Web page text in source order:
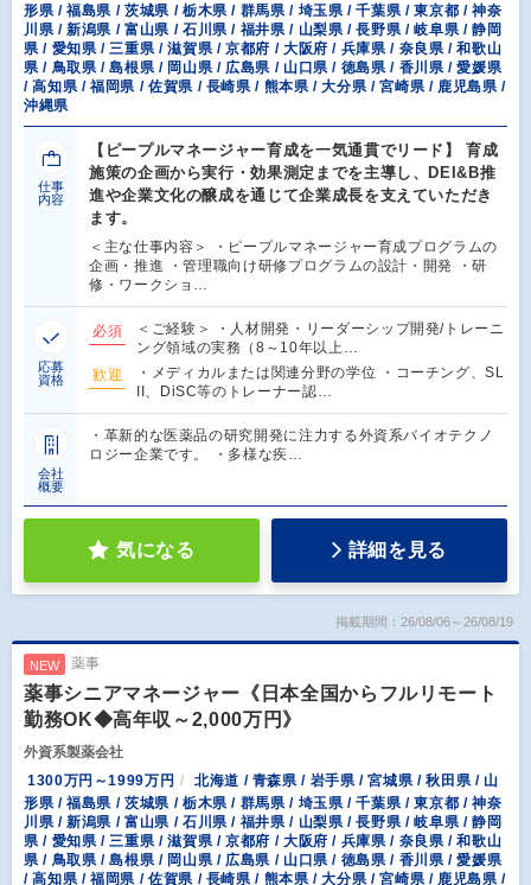
形県 / 福島県 / 茨城県 / 栃木県 / 群馬県 / 埼玉県 / 千葉県 / 東京都 / 神奈
川県 / 新潟県 / 富山県 / 石川県 / 福井県 / 山梨県 / 長野県 / 岐阜県 / 静岡
県 / 愛知県 / 三重県 / 滋賀県 / 京都府 / 大阪府 / 兵庫県 / 奈良県 / 和歌山
県 / 鳥取県 / 島根県 / 岡山県 / 広島県 / 山口県 / 徳島県 / 香川県 / 愛媛県
/ 高知県 / 福岡県 / 佐賀県 / 長崎県 / 熊本県 / 大分県 / 宮崎県 / 鹿児島県 /
沖縄県
仕事
内容
【ピープルマネージャー育成を一気通貫でリード】 育成
施策の企画から実行・効果測定までを主導し、DEI&B推
進や企業文化の醸成を通じて企業成長を支えていただき
ます。
＜主な仕事内容＞ ・ピープルマネージャー育成プログラムの
企画・推進 ・管理職向け研修プログラムの設計・開発 ・研
修・ワークショ…
応募
資格
必須
＜ご経験＞ ・人材開発・リーダーシップ開発/トレーニ
ング領域の実務（8～10年以上…
歓迎
・メディカルまたは関連分野の学位 ・コーチング、SL
II、DiSC等のトレーナー認…
会社
概要
・革新的な医薬品の研究開発に注力する外資系バイオテクノ
ロジー企業です。 ・多様な疾…
気になる 詳細を見る
掲載期間：26/08/06～26/08/19
NEW 薬事
薬事シニアマネージャー《日本全国からフルリモート
勤務OK◆高年収～2,000万円》
外資系製薬会社
1300万円～1999万円
北海道 / 青森県 / 岩手県 / 宮城県 / 秋田県 / 山
形県 / 福島県 / 茨城県 / 栃木県 / 群馬県 / 埼玉県 / 千葉県 / 東京都 / 神奈
川県 / 新潟県 / 富山県 / 石川県 / 福井県 / 山梨県 / 長野県 / 岐阜県 / 静岡
県 / 愛知県 / 三重県 / 滋賀県 / 京都府 / 大阪府 / 兵庫県 / 奈良県 / 和歌山
県 / 鳥取県 / 島根県 / 岡山県 / 広島県 / 山口県 / 徳島県 / 香川県 / 愛媛県
/ 高知県 / 福岡県 / 佐賀県 / 長崎県 / 熊本県 / 大分県 / 宮崎県 / 鹿児島県 /